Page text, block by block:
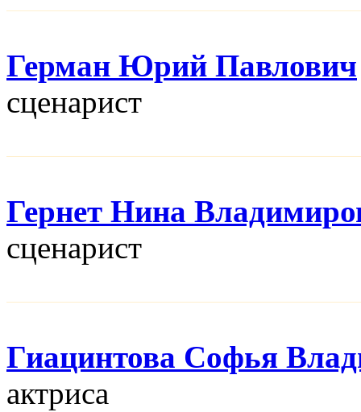
Герман Юрий Павлович
сценарист
Гернет Нина
сценарист
Гиацинтова Софья
актриса